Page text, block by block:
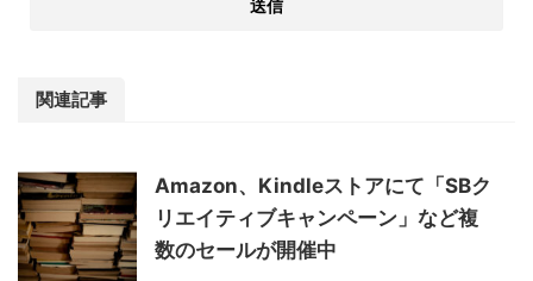
関連記事
Amazon、Kindleストアにて「SBク
リエイティブキャンペーン」など複
数のセールが開催中